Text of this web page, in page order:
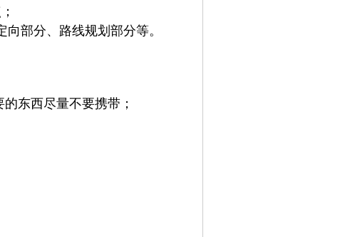
部分、路线规划部分等。
东西尽量不要携带；